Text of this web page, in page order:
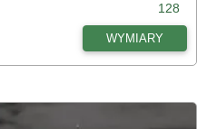
128
WYMIARY